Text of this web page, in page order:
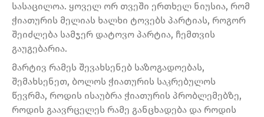
სასაცილოა. ყოველ ორ თვეში ერთხელ ნიუსია, რომ
ჭიათურის მელიას ხალხი ტოვებს პარტიას, როგორ
შეიძლება სამჯერ დატოვო პარტია, ჩემთვის
გაუგებარია.
მარტივ რამეს შევახსენებ საზოგადოებას,
შემახსენეთ, ბოლოს ჭიათურის საკრებულოს
წევრმა, როდის ისაუბრა ჭიათურის პრობლემებზე,
როდის გაავრცელეს რამე განცხადება და როდის